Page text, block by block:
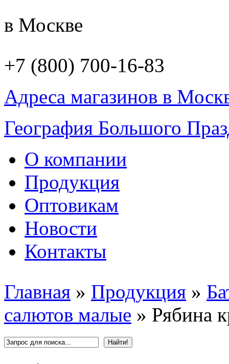
в Москве
+7 (800) 700-16-83
Адреса магазинов в
География Большого
О компании
Продукция
Оптовикам
Новости
Контакты
Главная » Продукция »
салютов малые » Рябина